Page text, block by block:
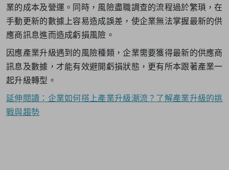
業的成本及營運。同時，風險盡職調查的流程過於繁瑣，在
手動更新的數據上容易造成誤差，使企業無法掌握最新的供
應商訊息進而造成虧損風險。
因應產業升級遇到的風險種類，企業需要獲得最新的供應商
訊息及數據，才能有效避開虧損狀態，更有所本跟著產業一
起升級轉型。
延伸閱讀：企業如何搭上產業升級潮流？了解產業升級的挑
戰與趨勢